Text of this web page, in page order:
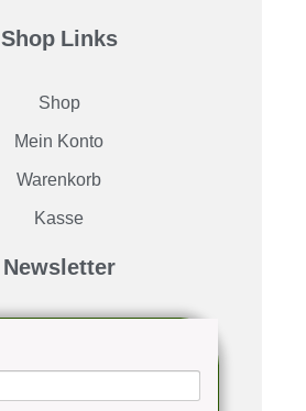
Shop Links
Shop
Mein Konto
Warenkorb
Kasse
Newsletter